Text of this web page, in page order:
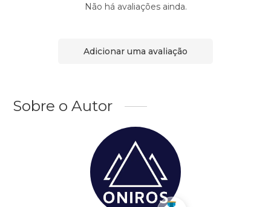
Não há avaliações ainda.
Adicionar uma avaliação
Sobre o Autor